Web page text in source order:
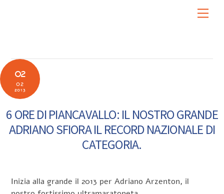
02
02
2013
6 ORE DI PIANCAVALLO: IL NOSTRO GRANDE
ADRIANO SFIORA IL RECORD NAZIONALE DI
CATEGORIA.
Inizia alla grande il 2013 per Adriano Arzenton, il